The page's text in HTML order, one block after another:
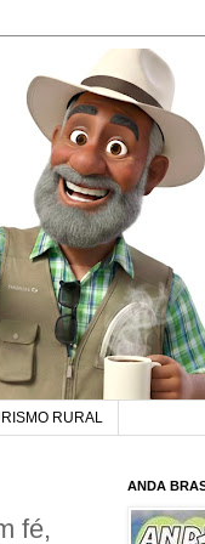
RURAL
fé,
ANDA